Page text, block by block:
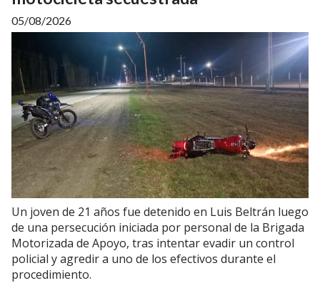
05/08/2026
Un joven de 21 años fue detenido en Luis Beltrán luego
de una persecución iniciada por personal de la Brigada
Motorizada de Apoyo, tras intentar evadir un control
policial y agredir a uno de los efectivos durante el
procedimiento.